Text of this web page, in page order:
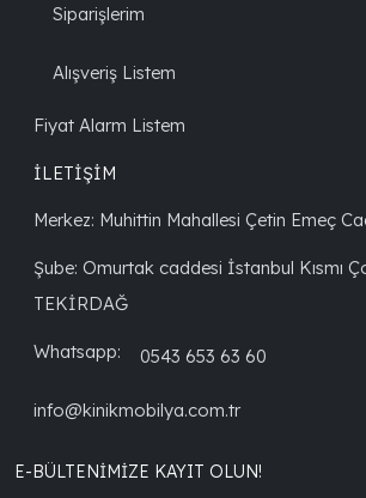
Siparişlerim
Alışveriş Listem
Fiyat Alarm Listem
İLETİŞİM
Merkez: Muhittin Mahallesi Çetin Emeç
Şube: Omurtak caddesi İstanbul Kısmı
TEKİRDAĞ
Whatsapp: 0543 653 63 60
info@kinikmobilya.com.tr
E-BÜLTENIMIZE KAYIT OLUN!